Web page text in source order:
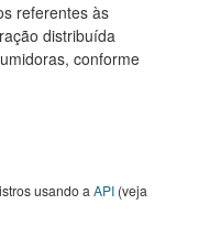
referentes às
distribuída
conforme
usando a API (veja